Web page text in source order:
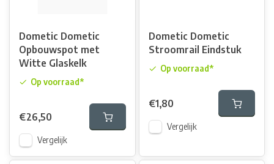
Dometic Dometic
Opbouwspot met
Witte Glaskelk
Op voorraad*
€26,50
Vergelijk
Dometic Dometic
Stroomrail Eindstuk
Op voorraad*
€1,80
Vergelijk